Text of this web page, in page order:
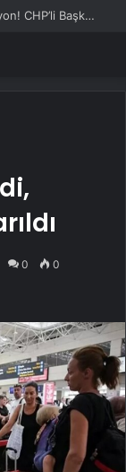
İzmir’in Güzelbahçe Belediyesi’ne operasyon! CHP’li Başkan Mustafa Günay dahil, çok sayıda gözaltı var
0 0